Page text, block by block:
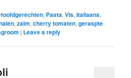
, Pasta,Vis,Italiaans,
,zalm,cherry tomaten,geraspte
| Leave a reply